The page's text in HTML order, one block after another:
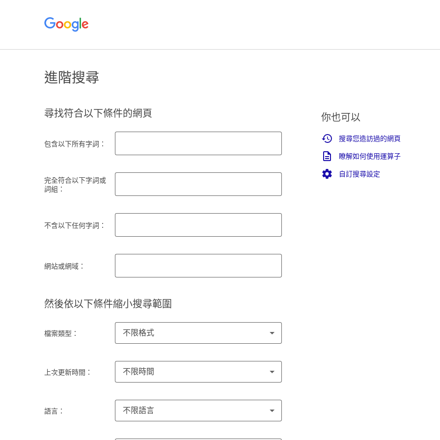
進階搜尋
尋找符合以下條件的網頁
包含以下所有字詞：
完全符合以下字詞或
詞組：
不含以下任何字詞：
網站或網域：
然後依以下條件縮小搜尋範圍
檔案類型： 不限格式
上次更新時間： 不限時間
語言： 不限語言
你也可以
搜尋您造訪過的網頁
瞭解如何使用運算子
自訂搜尋設定